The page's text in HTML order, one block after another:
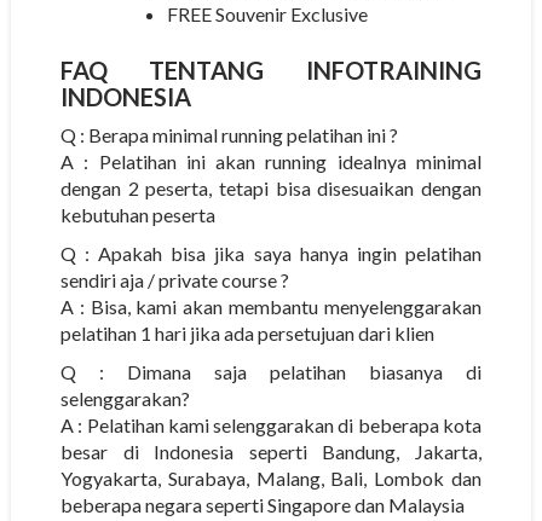
FREE Souvenir Exclusive
FAQ TENTANG
INFOTRAINING
INDONESIA
Q : Berapa minimal running pelatihan ini ?
A : Pelatihan ini akan running idealnya minimal
dengan 2 peserta, tetapi bisa disesuaikan dengan
kebutuhan peserta
Q : Apakah bisa jika saya hanya ingin pelatihan
sendiri aja / private course ?
A : Bisa, kami akan membantu menyelenggarakan
pelatihan 1 hari jika ada persetujuan dari klien
Q : Dimana saja pelatihan biasanya di
selenggarakan?
A : Pelatihan kami selenggarakan di beberapa kota
besar di Indonesia seperti Bandung, Jakarta,
Yogyakarta, Surabaya, Malang, Bali, Lombok dan
beberapa negara seperti Singapore dan Malaysia